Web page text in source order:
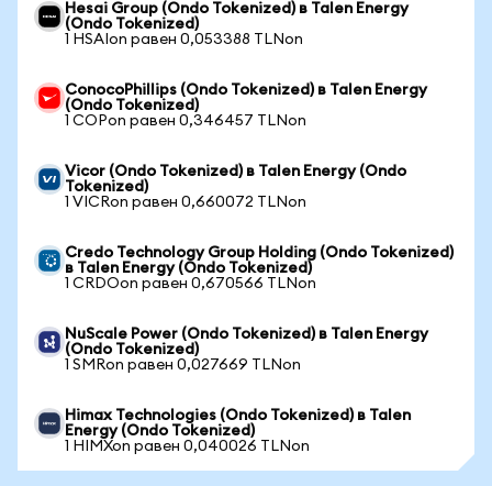
Hesai Group (Ondo Tokenized) в Talen Energy
(Ondo Tokenized)
1 HSAIon равен 0,053388 TLNon
ConocoPhillips (Ondo Tokenized) в Talen Energy
(Ondo Tokenized)
1 COPon равен 0,346457 TLNon
Vicor (Ondo Tokenized) в Talen Energy (Ondo
Tokenized)
1 VICRon равен 0,660072 TLNon
Credo Technology Group Holding (Ondo Tokenized)
в Talen Energy (Ondo Tokenized)
1 CRDOon равен 0,670566 TLNon
NuScale Power (Ondo Tokenized) в Talen Energy
(Ondo Tokenized)
1 SMRon равен 0,027669 TLNon
Himax Technologies (Ondo Tokenized) в Talen
Energy (Ondo Tokenized)
1 HIMXon равен 0,040026 TLNon